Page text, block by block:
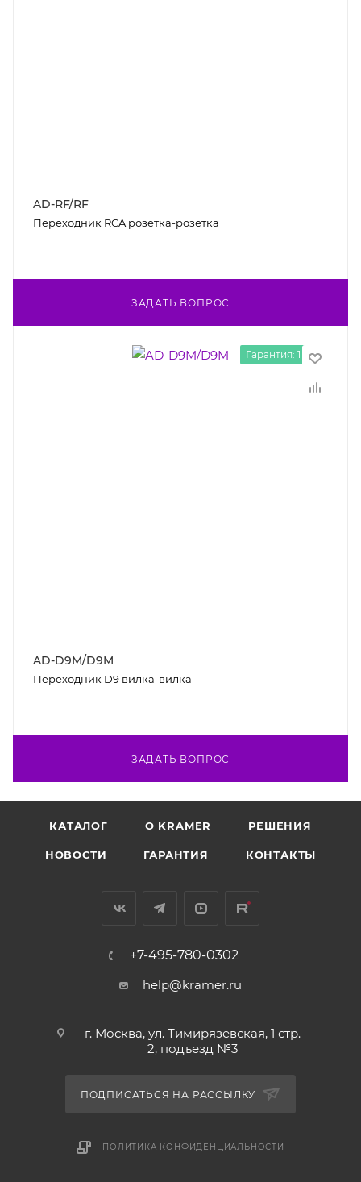
AD-RF/RF
Переходник RCA розетка-розетка
ЗАДАТЬ ВОПРОС
Гарантия: 1 год
AD-D9M/D9M
Переходник D9 вилка-вилка
ЗАДАТЬ ВОПРОС
КАТАЛОГ O KRAMER РЕШЕНИЯ
НОВОСТИ ГАРАНТИЯ КОНТАКТЫ
+7-495-780-0302
help@kramer.ru
г. Москва, ул. Тимирязевская, 1 стр.
2, подъезд №3
ПОДПИСАТЬСЯ НА РАССЫЛКУ
ПОЛИТИКА КОНФИДЕНЦИАЛЬНОСТИ